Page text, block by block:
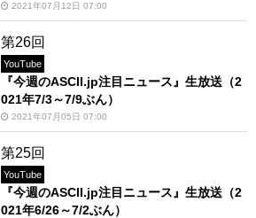
2021年07月12日 07:00
第26回
YouTube
『今週のASCII.jp注目ニュース』生放送（2
021年7/3～7/9ぶん）
2021年07月05日 07:00
第25回
YouTube
『今週のASCII.jp注目ニュース』生放送（2
021年6/26～7/2ぶん）